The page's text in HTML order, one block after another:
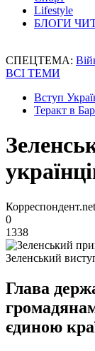
Lifestyle
БЛОГИ
СПЕЦТЕМА:
ВСІ ТЕМИ
Вступ
Теракт в
0
1338
Зеленський
Глава
єдиною